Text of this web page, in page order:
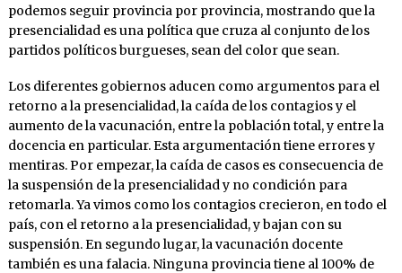
podemos seguir provincia por provincia, mostrando que la
presencialidad es una política que cruza al conjunto de los
partidos políticos burgueses, sean del color que sean.
Los diferentes gobiernos aducen como argumentos para el
retorno a la presencialidad, la caída de los contagios y el
aumento de la vacunación, entre la población total, y entre la
docencia en particular. Esta argumentación tiene errores y
mentiras. Por empezar, la caída de casos es consecuencia de
la suspensión de la presencialidad y no condición para
retomarla. Ya vimos como los contagios crecieron, en todo el
país, con el retorno a la presencialidad, y bajan con su
suspensión. En segundo lugar, la vacunación docente
también es una falacia. Ninguna provincia tiene al 100% de